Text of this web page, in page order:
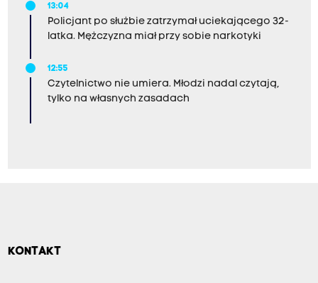
13:04
Policjant po służbie zatrzymał uciekającego 32-
latka. Mężczyzna miał przy sobie narkotyki
12:55
Czytelnictwo nie umiera. Młodzi nadal czytają,
tylko na własnych zasadach
KONTAKT